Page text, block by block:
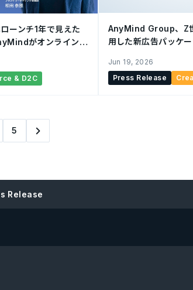
ーンチ1年で見えた
がオンラインイ
& D2C
AnyMind Group、Z
用した新広告パッケ
Jun 19, 2026
Press Release
5
Release